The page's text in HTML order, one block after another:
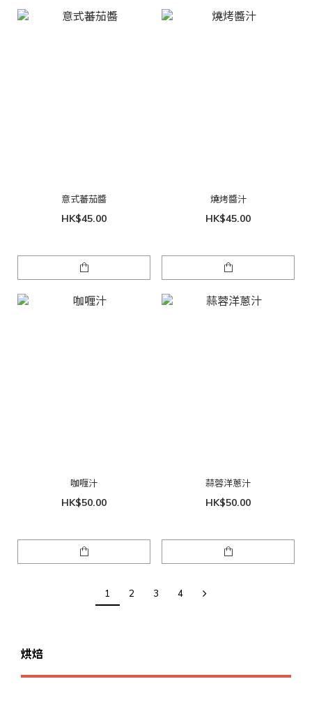
意式蕃茄醬
HK$45.00
燒烤醬汁
HK$45.00
咖喱汁
HK$50.00
蒜蓉洋蔥汁
HK$50.00
1 2 3 4
烘焙